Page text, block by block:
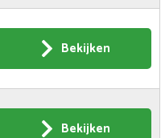
Bekijken
Bekijken